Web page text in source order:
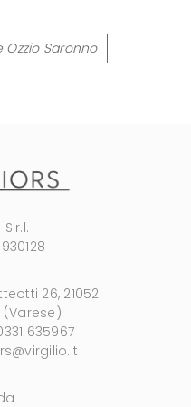
Ozzio Saronno
26, 21052
(Varese)
635967